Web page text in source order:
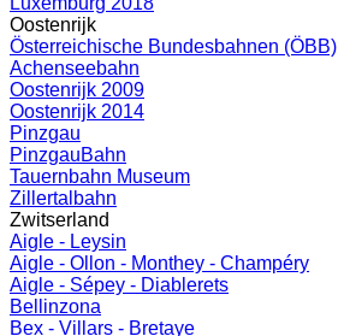
Oostenrijk
Österreichische Bundesbahnen (ÖBB)
Achenseebahn
Oostenrijk 2009
Oostenrijk 2014
Pinzgau
PinzgauBahn
Tauernbahn Museum
Zillertalbahn
Zwitserland
Aigle - Leysin
Aigle - Ollon - Monthey - Champéry
Aigle - Sépey - Diablerets
Bellinzona
Bex - Villars - Bretaye